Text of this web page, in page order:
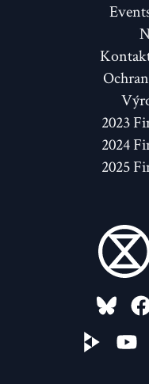
2023
2024
2025